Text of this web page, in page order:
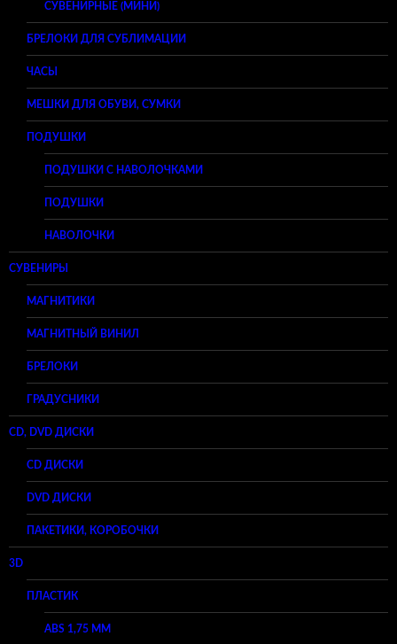
СУВЕНИРНЫЕ (МИНИ)
БРЕЛОКИ ДЛЯ СУБЛИМАЦИИ
ЧАСЫ
МЕШКИ ДЛЯ ОБУВИ, СУМКИ
ПОДУШКИ
ПОДУШКИ С НАВОЛОЧКАМИ
ПОДУШКИ
НАВОЛОЧКИ
СУВЕНИРЫ
МАГНИТИКИ
МАГНИТНЫЙ ВИНИЛ
БРЕЛОКИ
ГРАДУСНИКИ
CD, DVD ДИСКИ
CD ДИСКИ
DVD ДИСКИ
ПАКЕТИКИ, КОРОБОЧКИ
3D
ПЛАСТИК
ABS 1,75 ММ